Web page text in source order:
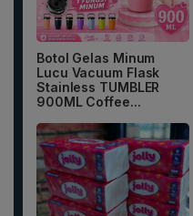
Botol Gelas Minum
Lucu Vacuum Flask
Stainless TUMBLER
900ML Coffee...